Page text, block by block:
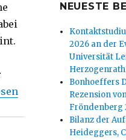
zum pastoralen
NEUESTE
2026 an der
Universität
Bonhoeffers
Rezension
Fröndenberg
Bilanz der
Heideggers,